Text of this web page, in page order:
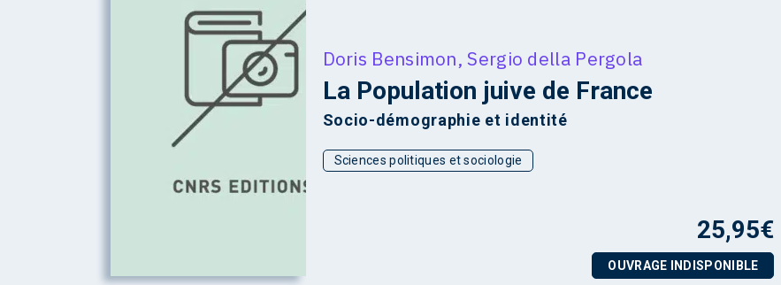
Doris Bensimon,Sergio della Pergola
La Population juive de France
Socio-démographie et identité
Sciences politiques et sociologie
25,95€
OUVRAGE INDISPONIBLE